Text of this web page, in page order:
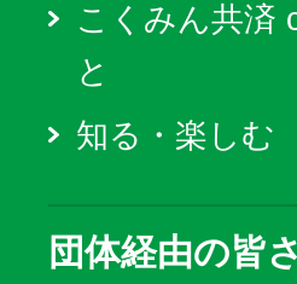
こくみん共済
と
知る・楽しむ
団体経由の皆